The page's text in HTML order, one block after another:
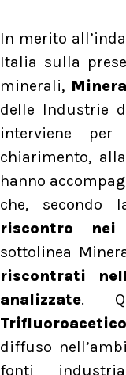
In merito
Italia sulla
minerali,
delle Industrie
interviene
chiarimento,
hanno
che, secondo
riscontro
sottolinea
riscontrati
analizzate.
diffuso
fonti